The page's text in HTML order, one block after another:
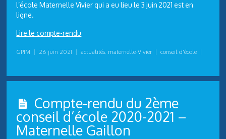
l’école Maternelle Vivier qui a eu lieu le 3 juin 2021 est en
ligne.
Lire le compte-rendu
GPIM | 26 juin 2021 | actualités, maternelle-Vivier | conseil d'école |
Compte-rendu du 2ème
conseil d’école 2020-2021 –
Maternelle Gaillon